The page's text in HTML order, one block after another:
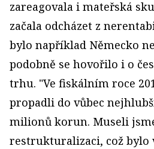
zareagovala i mateřská
začala odcházet z
bylo například Německo
podobně se hovořilo i o
trhu. "Ve fiskálním roce
propadli do vůbec
milionů korun. Museli
restrukturalizaci, což bylo